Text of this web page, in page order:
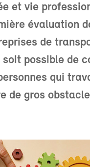
et vie
évaluation
de
soit possible de
qui
de gros